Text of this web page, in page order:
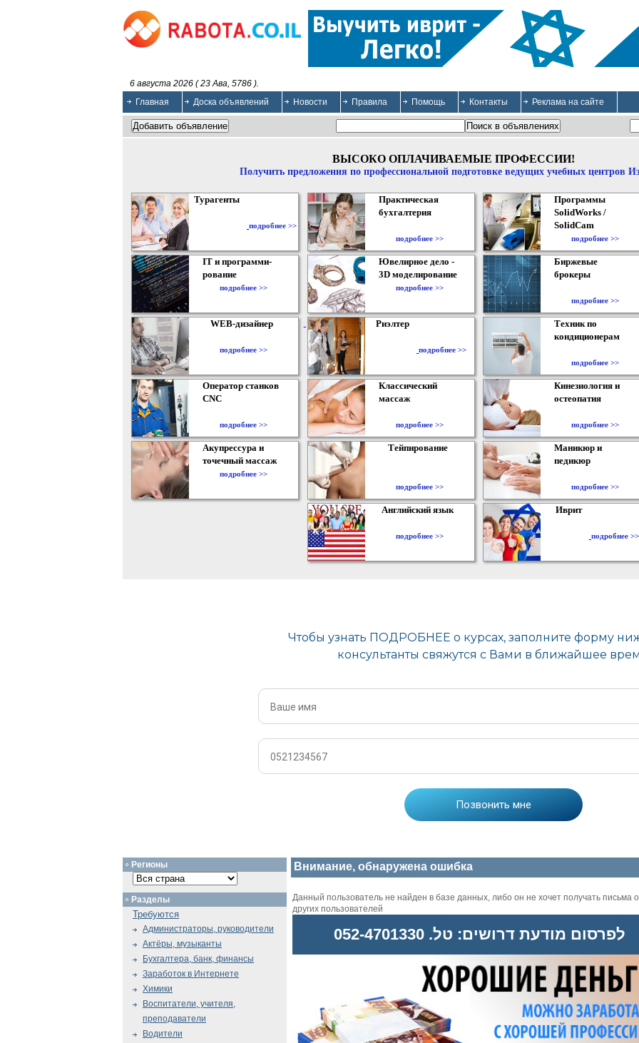
6 августа 2026 ( 23 Ава, 5786 ).
Главная
Доска объявлений Новости Правила Помощь Контакты Реклама на сайте
ВЫСОКО ОПЛАЧИВАЕМЫЕ ПРОФЕССИИ!
Получить предложения по профессиональной подготовке ведущих учебных центров
Турагенты
подробнее >>
Практическая
бухгалтерия
подробнее >>
Программы
SolidWorks /
SolidCam
подробнее >>
IT и программи-
рование
подробнее >>
Ювелирное дело -
3D моделирование
подробнее >>
Биржевые
брокеры
подробнее >>
WEB-дизайнер
подробнее >>
Риэлтер
подробнее >>
Техник по
кондиционерам
подробнее >>
Оператор станков
CNC
подробнее >>
Классический
массаж
подробнее >>
Кинезиология и
остеопатия
подробнее >>
Акупрессура и
точечный массаж
подробнее >>
Тейпирование
подробнее >>
Маникюр и
педикюр
подробнее >>
Английский язык
подробнее >>
Иврит
подробнее >>
Внимание, обнаружена ошибка
Данный пользователь не найден в базе данных, либо он не хочет получать письма
других пользователей
לפרסום מודעת דרושים: טל. 052-4701330
Регионы
Разделы
Требуются
Администраторы, руководители
Актёры, музыканты
Бухгалтера, банк, финансы
Заработок в Интернете
Химики
Воспитатели, учителя,
преподаватели
Водители